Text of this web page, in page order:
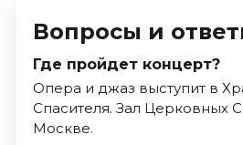
Вопросы и
Где пройдет концерт?
Опера и джаз выступит в
Спасителя. Зал Церковных
Москве.